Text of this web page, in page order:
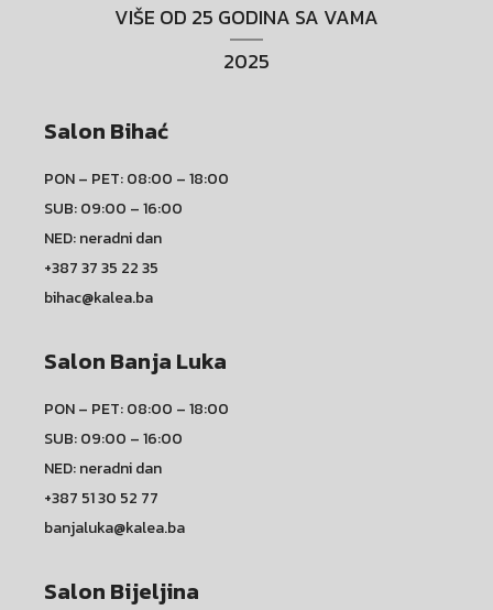
VIŠE OD 25 GODINA SA VAMA
2025
Salon Bihać
PON – PET: 08:00 – 18:00
SUB: 09:00 – 16:00
NED: neradni dan
+387 37 35 22 35
bihac@kalea.ba
Salon Banja Luka
PON – PET: 08:00 – 18:00
SUB: 09:00 – 16:00
NED: neradni dan
+387 51 30 52 77
banjaluka@kalea.ba
Salon Bijeljina